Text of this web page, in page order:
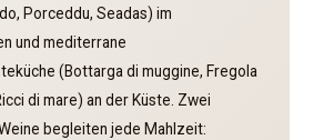
Porceddu, Seadas) im
und mediterrane
(Bottarga di muggine, Fregola
di mare) an der Küste. Zwei
begleiten jede Mahlzeit: